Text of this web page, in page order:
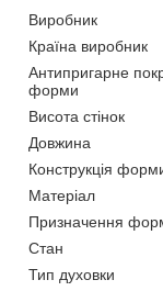
Виробник
Країна виробник
Антипригарне
форми
Висота стінок
Довжина
Конструкція
Матеріал
Призначення
Стан
Тип духовки